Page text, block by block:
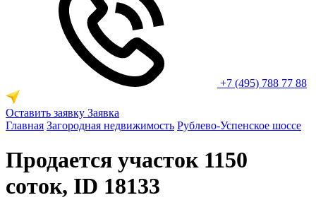
+7 (495) 788 77 88
Оставить заявку Заявка
Главная Загородная недвижимость Рублево-Успенское шоссе
Продается участок 1150
соток, ID 18133